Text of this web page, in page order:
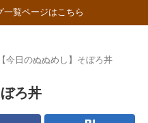
覧ページはこちら
【今日のぬぬめし】そぼろ丼
ろ丼